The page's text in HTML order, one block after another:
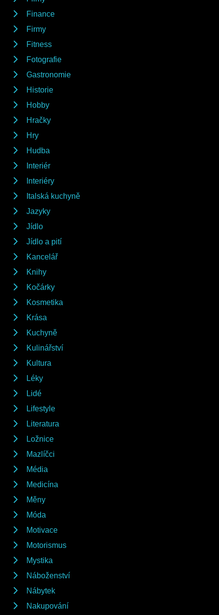
Finance
Firmy
Fitness
Fotografie
Gastronomie
Historie
Hobby
Hračky
Hry
Hudba
Interiér
Interiéry
Italská kuchyně
Jazyky
Jídlo
Jídlo a pití
Kancelář
Knihy
Kočárky
Kosmetika
Krása
Kuchyně
Kulinářství
Kultura
Léky
Lidé
Lifestyle
Literatura
Ložnice
Mazlíčci
Média
Medicína
Měny
Móda
Motivace
Motorismus
Mystika
Náboženství
Nábytek
Nakupování